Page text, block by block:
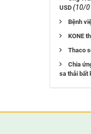
USD (10/
Bệnh
KONE
Thaco
Chia
sa thải bất